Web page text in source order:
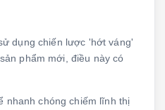
dụng chiến lược 'hớt váng'
phẩm mới, điều này có
nhanh chóng chiếm lĩnh thị